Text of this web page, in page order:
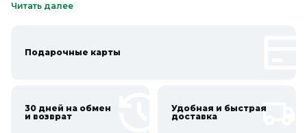
ЛДСП, стекло и керамика, которые легко выдерживают
современные решения, которые помогут вам эффективно
качественную мебель для ванной по доступным ценам в
Читать далее
Подарочные карты
30 дней на обмен
и возврат
Удобная и быстрая
доставка